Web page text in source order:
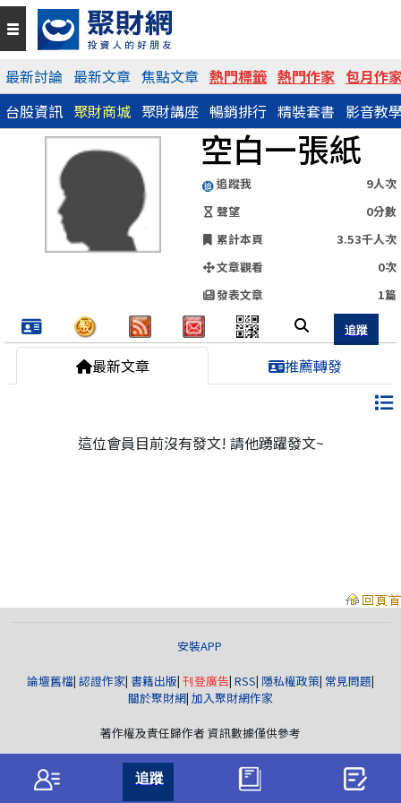
最新討論 最新文章 焦點文章 熱門標籤 熱門作家 包月作
台股資訊 聚財商城 聚財講座 暢銷排行 精裝套書 影音教
空白一張紙
追蹤我
9人次
聲望
0分數
累計本頁
3.53千人次
文章觀看
0次
發表文章
1篇
QR Code
https://www.wearn.com/blog.asp?id=134080
分享網址
最新文章 推薦轉發
這位會員目前沒有發文! 請他踴躍發文~
安裝APP
論壇舊檔| 認證作家| 書籍出版| 刊登廣告| RSS| 隱私權政策| 常見問題|
關於聚財網| 加入聚財網作家
著作權及責任歸作者 資訊數據僅供參考
版權所有© wearn.com All Rights Reserved.